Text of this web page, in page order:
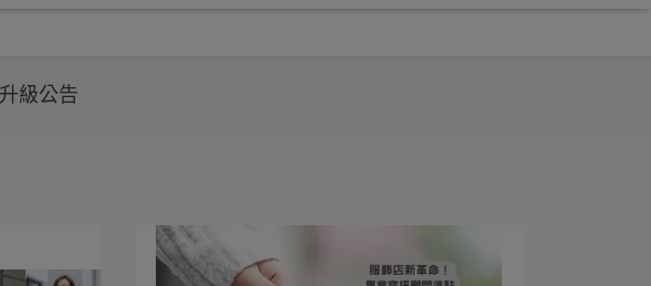
級公告